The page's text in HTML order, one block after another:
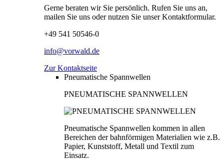
Gerne beraten wir Sie persönlich. Rufen Sie uns an,
mailen Sie uns oder nutzen Sie unser Kontaktformular.
+49 541 50546-0
info@vorwald.de
Zur Kontaktseite
Pneumatische Spannwellen
PNEUMATISCHE SPANNWELLEN
Pneumatische Spannwellen kommen in allen
Bereichen der bahnförmigen Materialien wie z.B.
Papier, Kunststoff, Metall und Textil zum
Einsatz.